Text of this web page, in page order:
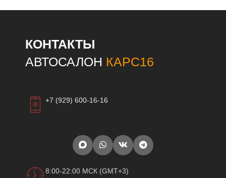
КОНТАКТЫ
АВТОСАЛОН КАРС16
+7 (929) 600-16-16
8:00-22:00 МСК (GMT+3)